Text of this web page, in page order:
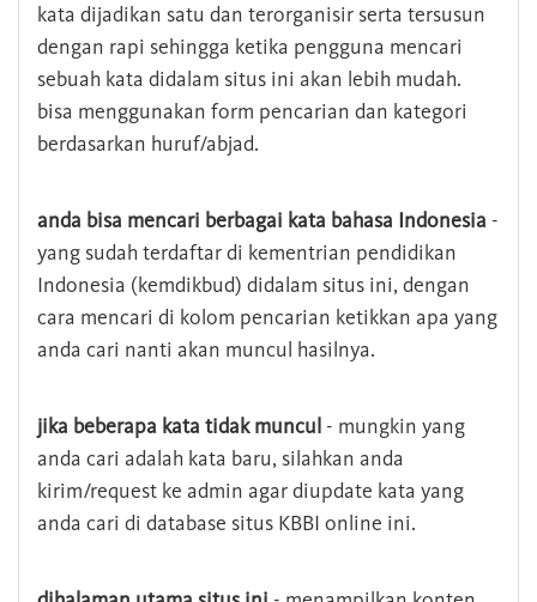
kata dijadikan satu dan terorganisir serta tersusun
dengan rapi sehingga ketika pengguna mencari
sebuah kata didalam situs ini akan lebih mudah.
bisa menggunakan form pencarian dan kategori
berdasarkan huruf/abjad.
anda bisa mencari berbagai kata bahasa Indonesia -
yang sudah terdaftar di kementrian pendidikan
Indonesia (kemdikbud) didalam situs ini, dengan
cara mencari di kolom pencarian ketikkan apa yang
anda cari nanti akan muncul hasilnya.
jika beberapa kata tidak muncul - mungkin yang
anda cari adalah kata baru, silahkan anda
kirim/request ke admin agar diupdate kata yang
anda cari di database situs KBBI online ini.